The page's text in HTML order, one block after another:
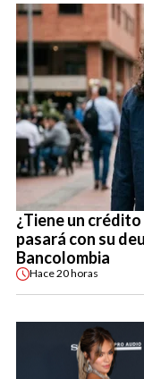
¿Tiene un
pasará con su
Bancolombia
Hace20 horas